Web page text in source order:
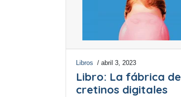
Libros / abril 3, 2023
Libro: La fábrica de
cretinos digitales